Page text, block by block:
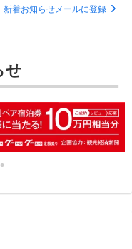
新着お知らせメールに登録
せ